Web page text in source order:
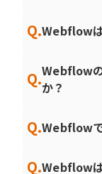
Q.Webflow
Q.Webflow
か？
Q.Webflowで
Q.Webflowは